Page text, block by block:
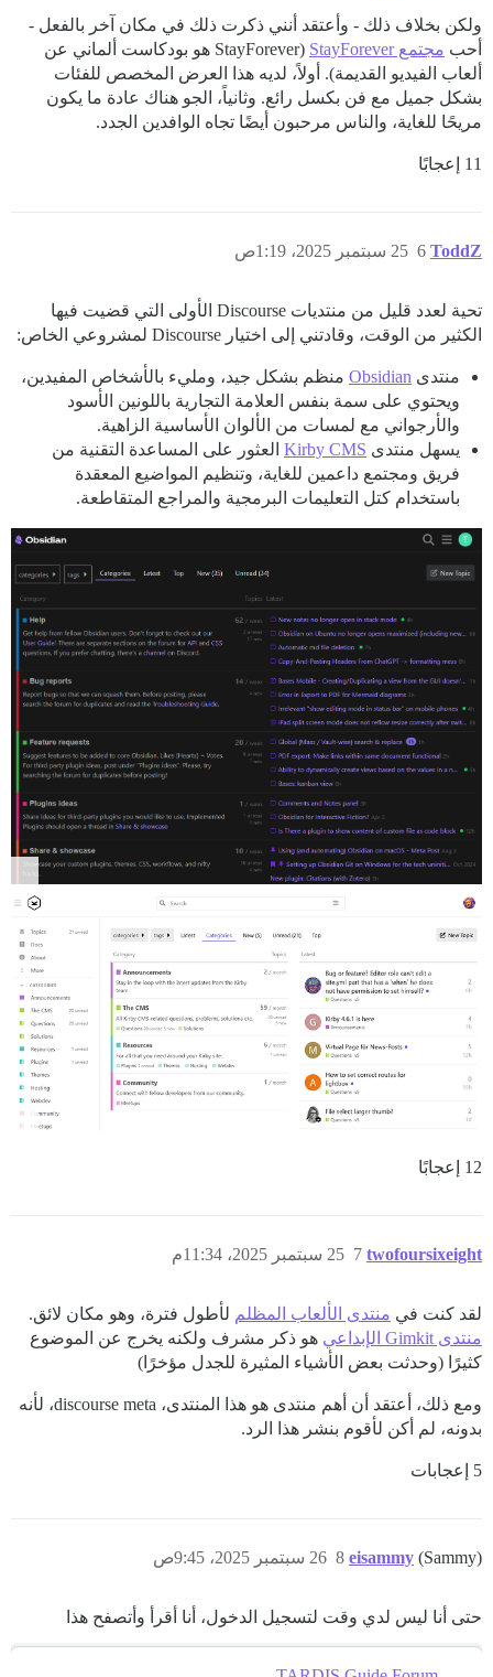
ولكن بخلاف ذلك - وأعتقد أنني ذكرت ذلك في مكان آخر بالفعل -
أحب مجتمع StayForever
(StayForever هو بودكاست ألماني عن
ألعاب الفيديو القديمة). أولاً، لديه هذا العرض المخصص للفئات
بشكل جميل مع فن بكسل رائع. وثانياً، الجو هناك عادة ما يكون
مريحًا للغاية، والناس مرحبون أيضًا تجاه الوافدين الجدد.
11 إعجابًا
ToddZ 25 سبتمبر 2025، 1:19ص 6
تحية لعدد قليل من منتديات Discourse الأولى التي قضيت فيها
الكثير من الوقت، وقادتني إلى اختيار Discourse لمشروعي الخاص:
منتدى Obsidian منظم بشكل جيد، ومليء بالأشخاص المفيدين،
ويحتوي على سمة بنفس العلامة التجارية باللونين الأسود
والأرجواني مع لمسات من الألوان الأساسية الزاهية.
يسهل منتدى Kirby CMS العثور على المساعدة التقنية من
فريق ومجتمع داعمين للغاية، وتنظيم المواضيع المعقدة
باستخدام كتل التعليمات البرمجية والمراجع المتقاطعة.
12 إعجابًا
twofoursixeight 25 سبتمبر 2025، 11:34م 7
لقد كنت في منتدى الألعاب المظلم لأطول فترة، وهو مكان لائق.
منتدى Gimkit الإبداعي
هو ذكر مشرف ولكنه يخرج عن الموضوع
كثيرًا (وحدثت بعض الأشياء المثيرة للجدل مؤخرًا)
ومع ذلك، أعتقد أن أهم منتدى هو هذا المنتدى، discourse meta، لأنه
بدونه، لم أكن لأقوم بنشر هذا الرد.
5 إعجابات
eisammy (Sammy) 26 سبتمبر 2025، 9:45ص 8
حتى أنا ليس لدي وقت لتسجيل الدخول، أنا أقرأ وأتصفح هذا